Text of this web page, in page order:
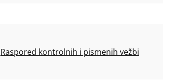
Raspored kontrolnih i pismenih vežbi